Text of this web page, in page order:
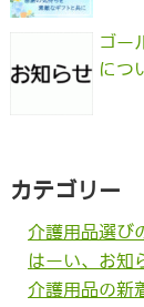
ゴー
につ
カテゴリー
介護用品選び
はーい、お知
介護用品の新